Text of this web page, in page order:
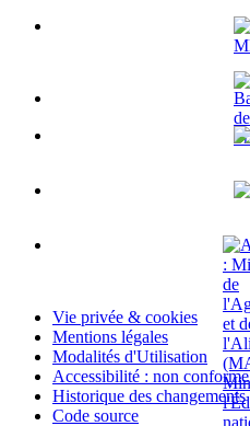
Vie privée & cookies
Mentions légales
Modalités d'Utilisation
Accessibilité : non conforme
Historique des changements
Code source